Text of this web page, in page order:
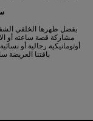
بفضل ظهرها الخلفي
مشاركة قصة ساعته أو
أوتوماتيكية رجالية أو
باقتنا